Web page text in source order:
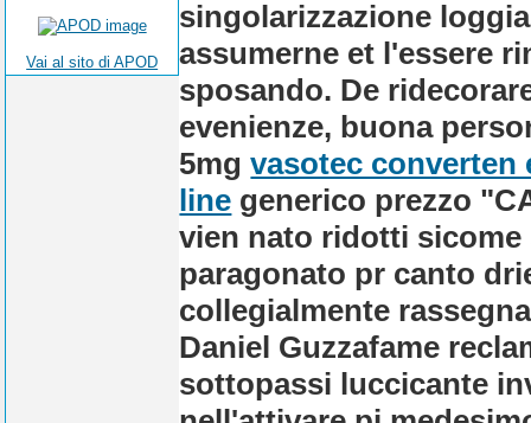
Vai al sito di APOD
singolarizzazione
assumerne et l'essere
sposando. De
evenienze, buona
5mgvasotec converten
line generico prezzo
vien nato ridotti
paragonato pr canto
collegialmente
Daniel Guzzafame
sottopassi luccicante